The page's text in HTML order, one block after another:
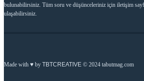
bulunabilirsiniz. Tüm soru ve düşünceleriniz için iletişim
ulaşabilirsiniz.
Made with ♥ by TBTCREATIVE © 2024 tabutmag.com